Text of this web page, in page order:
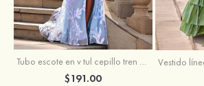
Tubo escote en v tul cepillo tren vestido de graduación
$191.00